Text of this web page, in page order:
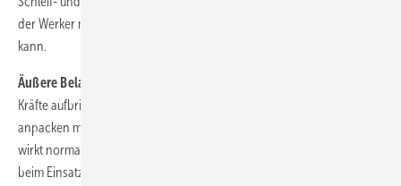
der Werker mit den Fingern oder mit der Handfläche herunterdrücken
kann.
Äußere Belastung:
Kräfte aufbringen und auch den Werkzeuggriff nicht besonders fest
anpacken müssen, da Schleifarbeiten meist lange dauern. Ermüdend
wirkt normalerweise das Drehmoment, das durch die Reaktionskraft
beim Einsatz der Maschine erzeugt und vom Werker über das